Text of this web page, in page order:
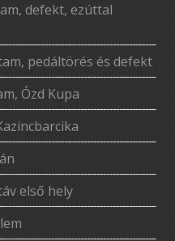
defekt, ezúttal
pedáltörés és defekt
Ózd Kupa
első hely